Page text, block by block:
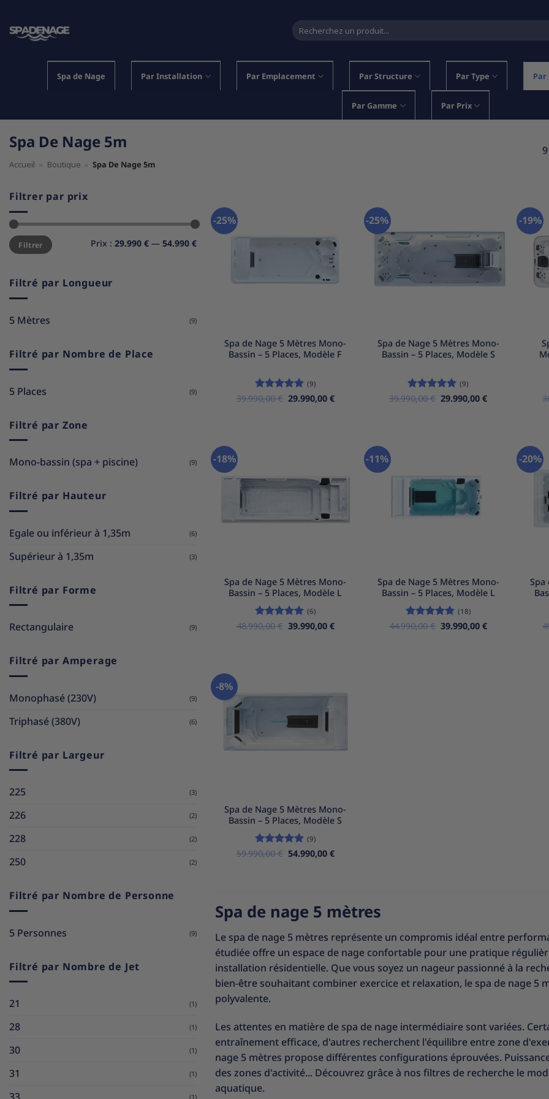
contenu
Recherche
pour :
Spa de Nage Par Installation Par Emplacement Par Structure Par Type Par
Par Gamme Par Prix
Spa De Nage 5m
Accueil » Boutique » Spa De Nage 5m
Filtrer par prix
Prix
min
Prix
maxFiltrer Prix : 29.990 € — 54.990 €
Filtré par Longueur
5 Mètres (9)
Filtré par Nombre de Place
5 Places (9)
Filtré par Zone
Mono-bassin (spa + piscine) (9)
Filtré par Hauteur
Egale ou inférieur à 1,35m (6)
Supérieur à 1,35m (3)
Filtré par Forme
Rectangulaire (9)
Filtré par Amperage
Monophasé (230V) (9)
Triphasé (380V) (6)
Filtré par Largeur
225 (3)
226 (2)
228 (2)
250 (2)
Filtré par Nombre de Personne
5 Personnes (9)
Filtré par Nombre de Jet
21 (1)
28 (1)
30 (1)
31 (1)
(1)
-25%
liste
d’envies
Spa de Nage 5 Mètres Mono-
Bassin – 5 Places, Modèle F
Note5 sur
(9)
39.990,00€ Le
29.990,00 €Le
-25%
à la
liste
d’envies
Spa de Nage 5 Mètres Mono-
Bassin – 5 Places, Modèle S
Note5 sur
(9)
39.990,00€ Le
29.990,00€Le
-19%
-18%
liste
d’envies
Spa de Nage 5 Mètres Mono-
Bassin – 5 Places, Modèle L
Note5 sur
(6)
48.990,00€ Le
39.990,00 €Le
-11%
liste
d’envies
Spa de Nage 5 Mètres Mono-
Bassin – 5 Places, Modèle L
Note5sur
(18)
44.990,00€ Le
39.990,00€Le
-20%
-8%
à la
d’envies
Spa de Nage 5 Mètres Mono-
Bassin – 5 Places, Modèle S
Note5 sur
(9)
59.990,00€ Le
54.990,00 €Le
Spa de nage 5 mètres
Le spa de nage 5 mètres représente un compromis idéal entre
étudiée offre un espace de nage confortable pour une pratique
installation résidentielle. Que vous soyez un nageur passionné à la
bien-être souhaitant combiner exercice et relaxation, le spa de nage
polyvalente.
Les attentes en matière de spa de nage intermédiaire sont variées.
entraînement efficace, d'autres recherchent l'équilibre entre zone
nage 5 mètres propose différentes configurations éprouvées.
des zones d'activité... Découvrez grâce à nos filtres de recherche le
aquatique.